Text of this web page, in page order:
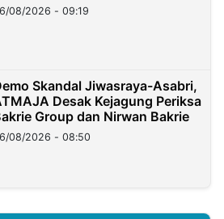
08/2026 - 09:19
Skandal Jiwasraya-Asabri,
Desak Kejagung Periksa
Group dan Nirwan Bakrie
08/2026 - 08:50